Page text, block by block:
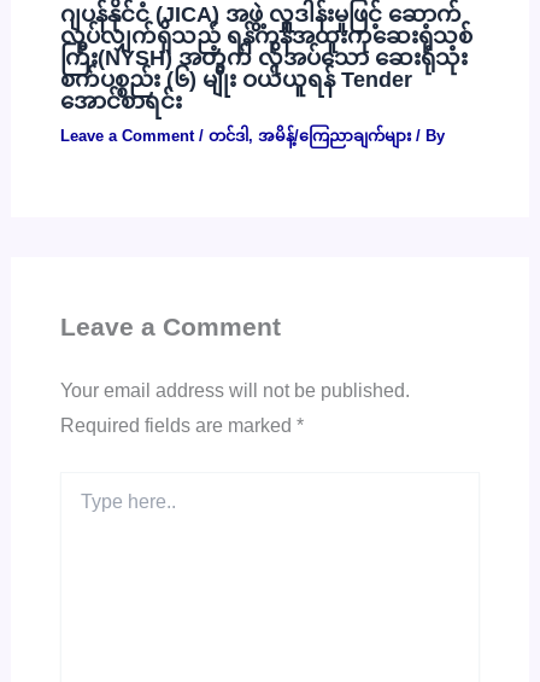
ဂျပန်နိုင်ငံ (JICA) အဖွဲ့ လှူဒါန်းမှုဖြင့် ဆောက်
လုပ်လျှက်ရှိသည့် ရန်ကုန်အထူးကုဆေးရုံသစ်
ကြီး(NYSH) အတွက် လိုအပ်သော ဆေးရုံသုံး
စက်ပစ္စည်း (၆) မျိုး ဝယ်ယူရန် Tender
အောင်စာရင်း
Leave a Comment / တင်ဒါ , အမိန့်/ကြေညာချက်များ/ By
Leave a Comment
Your email address will not be published.
Required fields are marked *
here..